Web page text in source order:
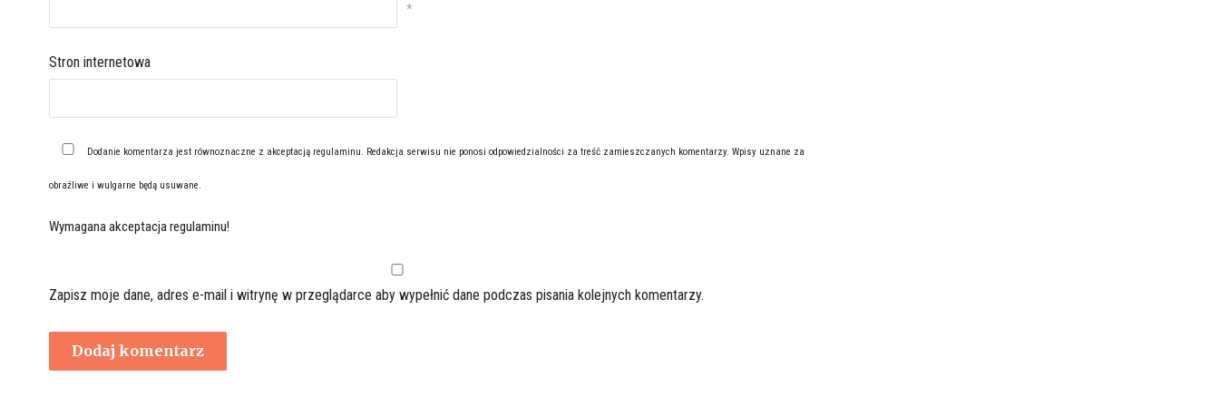
*
Stron internetowa
Dodanie komentarza jest równoznaczne z akceptacją regulaminu. Redakcja serwisu nie ponosi odpowiedzialności za treść zamieszczanych komentarzy. Wpisy uznane za
obraźliwe i wulgarne będą usuwane.
Wymagana akceptacja regulaminu!
Zapisz moje dane, adres e-mail i witrynę w przeglądarce aby wypełnić dane podczas pisania kolejnych komentarzy.